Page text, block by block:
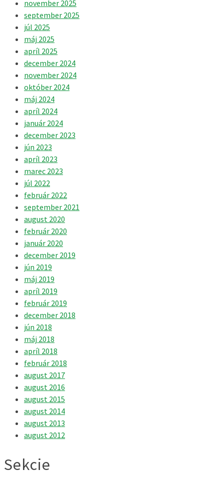
november 2025
september 2025
júl 2025
máj 2025
apríl 2025
december 2024
november 2024
október 2024
máj 2024
apríl 2024
január 2024
december 2023
jún 2023
apríl 2023
marec 2023
júl 2022
február 2022
september 2021
august 2020
február 2020
január 2020
december 2019
jún 2019
máj 2019
apríl 2019
február 2019
december 2018
jún 2018
máj 2018
apríl 2018
február 2018
august 2017
august 2016
august 2015
august 2014
august 2013
august 2012
Sekcie